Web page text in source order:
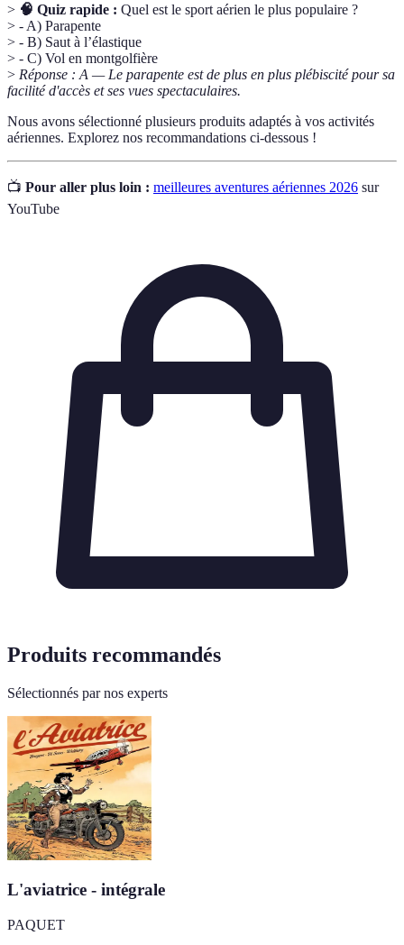
> 🧠 Quiz rapide : Quel est le sport aérien le plus populaire ?
> - A) Parapente
> - B) Saut à l’élastique
> - C) Vol en montgolfière
> Réponse : A — Le parapente est de plus en plus plébiscité pour sa
facilité d'accès et ses vues spectaculaires.
Nous avons sélectionné plusieurs produits adaptés à vos activités
aériennes. Explorez nos recommandations ci-dessous !
📺 Pour aller plus loin : meilleures aventures aériennes 2026 sur
YouTube
Produits recommandés
Sélectionnés par nos experts
L'aviatrice - intégrale
PAQUET